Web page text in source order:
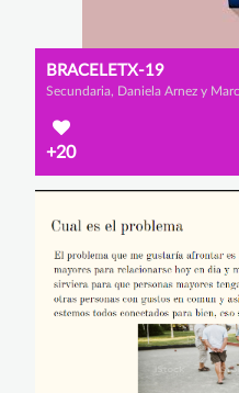
BRACELETX-19
Secundaria, Daniela Arnez y
+20